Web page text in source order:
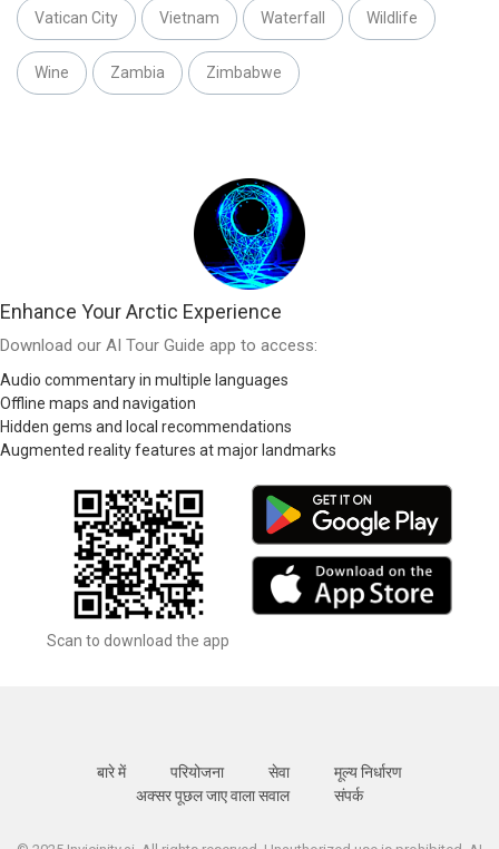
Vatican City Vietnam Waterfall Wildlife
Wine Zambia Zimbabwe
Enhance Your Arctic Experience
Download our AI Tour Guide app to access:
Audio commentary in multiple languages
Offline maps and navigation
Hidden gems and local recommendations
Augmented reality features at major landmarks
Scan to download the app
बारे में परियोजना सेवा
मूल्य निर्धारण
अक्सर पूछल जाए वाला सवाल
संपर्क